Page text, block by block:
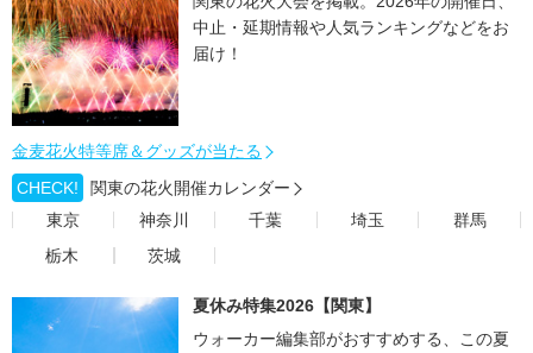
中止・延期情報や人気ランキングなどをお
届け！
金麦花火特等席＆グッズが当たる
CHECK!
関東の花火開催カレンダー
東京
神奈川 千葉 埼玉
群馬
栃木
茨城
夏休み特集2026【関東】
ウォーカー編集部がおすすめする、この夏